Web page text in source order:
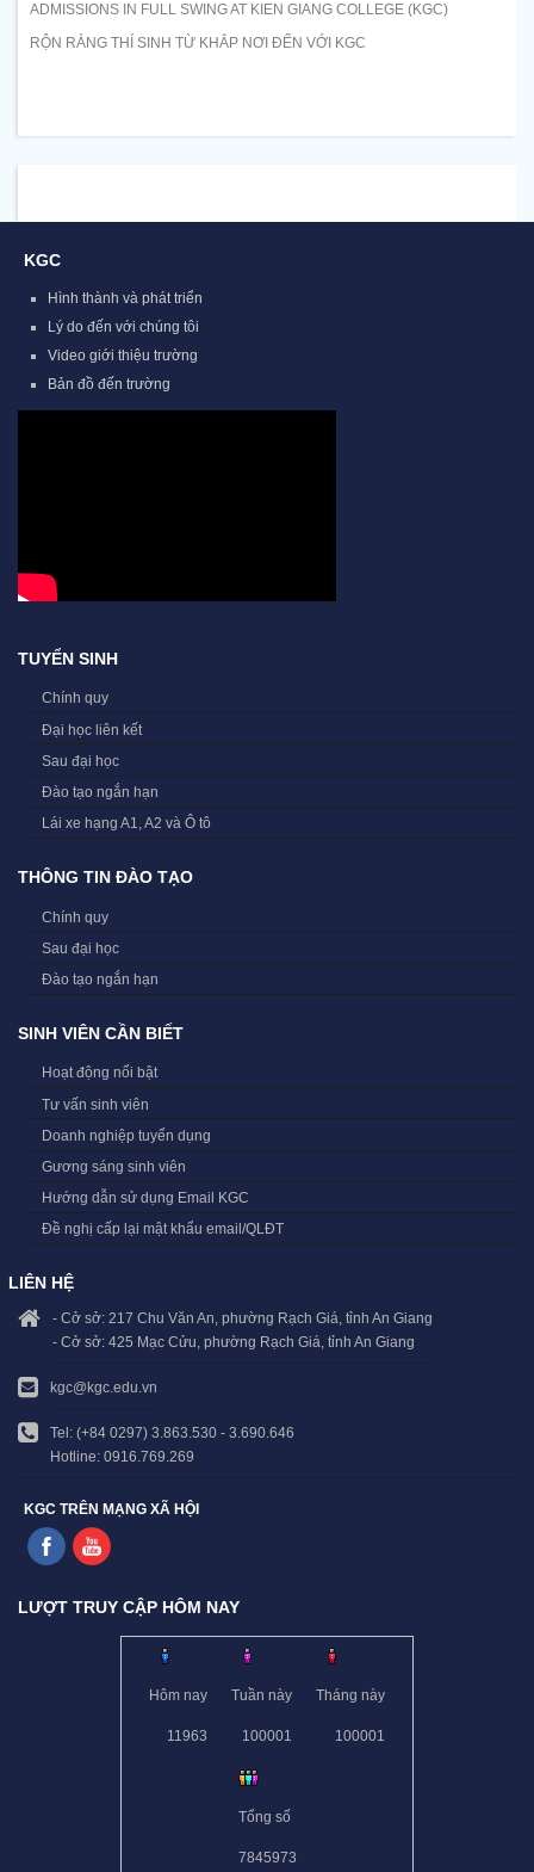
ADMISSIONS IN FULL SWING AT KIEN GIANG COLLEGE (KGC)
RỘN RÀNG THÍ SINH TỪ KHẮP NƠI ĐẾN VỚI KGC
KGC
Hình thành và phát triển
Lý do đến với chúng tôi
Video giới thiệu trường
Bản đồ đến trường
TUYỂN SINH
Chính quy
Đại học liên kết
Sau đại học
Đào tạo ngắn hạn
Lái xe hạng A1, A2 và Ô tô
THÔNG TIN ĐÀO TẠO
Chính quy
Sau đại học
Đào tạo ngắn hạn
SINH VIÊN CẦN BIẾT
Hoạt động nổi bật
Tư vấn sinh viên
Doanh nghiệp tuyển dụng
Gương sáng sinh viên
Hướng dẫn sử dụng Email KGC
Đề nghị cấp lại mật khẩu email/QLĐT
LIÊN HỆ
- Cở sở: 217 Chu Văn An, phường Rạch Giá, tỉnh An Giang
- Cở sở: 425 Mạc Cửu, phường Rạch Giá, tỉnh An Giang
kgc@kgc.edu.vn
Tel: (+84 0297) 3.863.530 - 3.690.646
Hotline: 0916.769.269
KGC TRÊN MẠNG XÃ HỘI
LƯỢT TRUY CẬP HÔM NAY
Hôm nay
11963
Tuần này
100001
Tháng này
100001
Tổng số
7845973